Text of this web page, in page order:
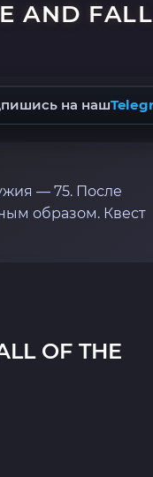
FALL
на наш
— 75. После
образом. Квест
OF THE